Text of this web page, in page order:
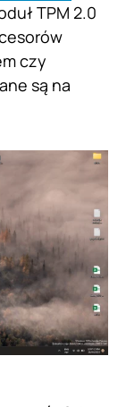
TPM 2.0
czy
są na